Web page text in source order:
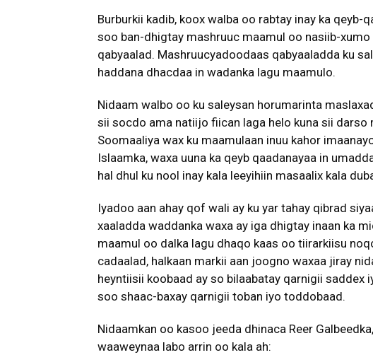
Burburkii kadib, koox walba oo rabtay inay ka qeyb-
soo ban-dhigtay mashruuc maamul oo nasiib-
qabyaalad. Mashruucyadoodaas qabyaaladda ku
haddana dhacdaa in wadanka lagu maamulo.
Nidaam walbo oo ku saleysan horumarinta
sii socdo ama natiijo fiican laga helo kuna sii darso
Soomaaliya wax ku maamulaan inuu kahor
Islaamka, waxa uuna ka qeyb qaadanayaa in
hal dhul ku nool inay kala leeyihiin masaalix kala
Iyadoo aan ahay qof wali ay ku yar tahay qibrad
xaaladda waddanka waxa ay iga dhigtay inaan ka
maamul oo dalka lagu dhaqo kaas oo tiirarkiisu
cadaalad, halkaan markii aan joogno waxaa jiray
heyntiisii koobaad ay so bilaabatay qarnigii saddex
soo shaac-baxay qarnigii toban iyo toddobaad.
Nidaamkan oo kasoo jeeda dhinaca Reer
waaweynaa labo arrin oo kala ah: